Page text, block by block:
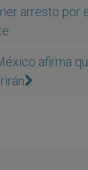
arresto por
afirma